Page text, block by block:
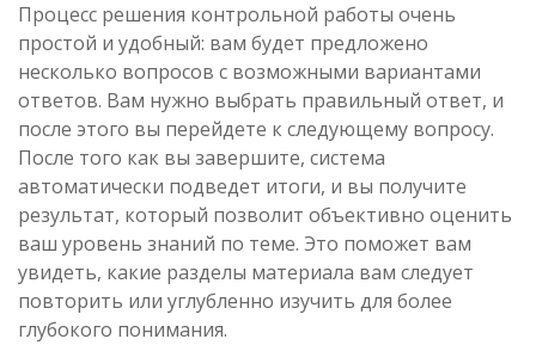
Процесс решения контрольной работы очень
простой и удобный: вам будет предложено
несколько вопросов с возможными вариантами
ответов. Вам нужно выбрать правильный ответ, и
после этого вы перейдете к следующему вопросу.
После того как вы завершите, система
автоматически подведет итоги, и вы получите
результат, который позволит объективно оценить
ваш уровень знаний по теме. Это поможет вам
увидеть, какие разделы материала вам следует
повторить или углубленно изучить для более
глубокого понимания.